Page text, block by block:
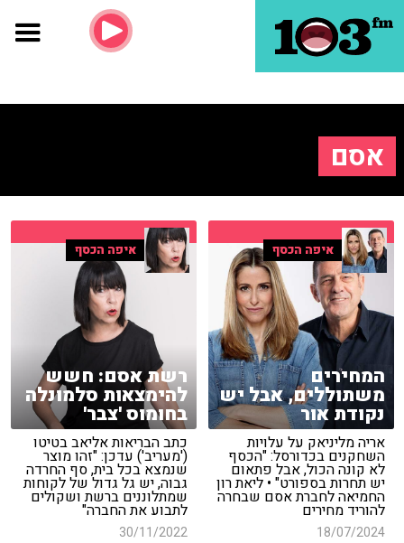
אסם
איפה הכסף
המחירים
משתוללים, אבל יש
נקודת אור
אריה מליניאק על עלויות
השחקנים בכדורסל: "הכסף
לא קונה הכול, אבל פתאום
יש תחרות בספורט" • ליאת רון
החמיאה לחברת אסם שבחרה
להוריד מחירים
18/07/2024
איפה הכסף
רשת אסם: חשש
להימצאות סלמונלה
בחומוס 'צבר'
כתב הבריאות אליאב בטיטו
('מעריב') עדכן: "זהו מוצר
שנמצא בכל בית, סף החרדה
גבוה, יש גל גדול של לקוחות
שמתלוננים ברשת ושקולים
לתבוע את החברה"
30/11/2022